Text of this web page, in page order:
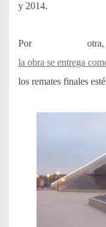
y 2014.
Por
la obra se entrega
los remates finales